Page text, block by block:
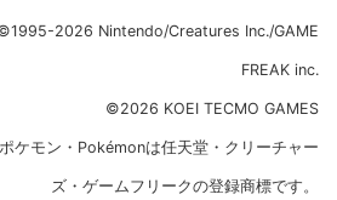
2026 Nintendo/Creatures Inc./GAME
FREAK inc.
©2026 KOEI TECMO GAMES
ケモン・Pokémonは任天堂・クリーチャー
ズ・ゲームフリークの登録商標です。